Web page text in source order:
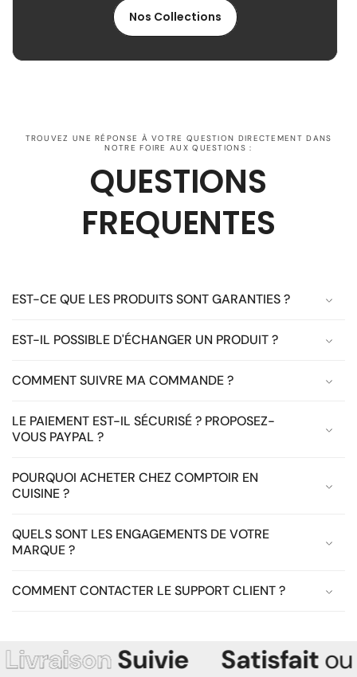
Nos Collections
TROUVEZ UNE RÉPONSE À VOTRE QUESTION DIRECTEMENT DANS
NOTRE FOIRE AUX QUESTIONS :
QUESTIONS
FREQUENTES
EST-CE QUE LES PRODUITS SONT GARANTIES ?
EST-IL POSSIBLE D'ÉCHANGER UN PRODUIT ?
COMMENT SUIVRE MA COMMANDE ?
LE PAIEMENT EST-IL SÉCURISÉ ? PROPOSEZ-
VOUS PAYPAL ?
POURQUOI ACHETER CHEZ COMPTOIR EN
CUISINE ?
QUELS SONT LES ENGAGEMENTS DE VOTRE
MARQUE ?
COMMENT CONTACTER LE SUPPORT CLIENT ?
Suivie Satisfaitou